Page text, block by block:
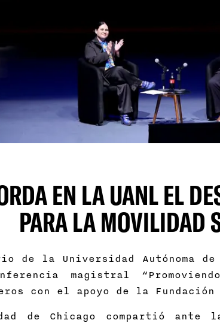
EN LA UANL EL
PARA LA MOVILIDAD
de la Universidad Autónoma de
magistral
con el apoyo de la Fundación
de Chicago compartió ante